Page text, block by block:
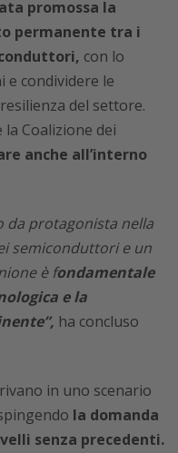
promossa la
permanente tra i
con lo
e condividere le
del settore.
Coalizione dei
anche all’interno
da protagonista nella
semiconduttori e un
è fondamentale
e la
ha concluso
in uno scenario
la domanda
senza precedenti.